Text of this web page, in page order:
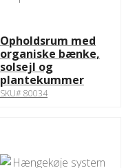
Opholdsrum med
organiske bænke,
solsejl og
plantekummer
SKU# 80034